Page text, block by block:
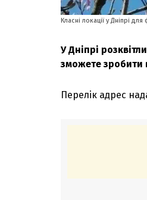
Класні локації у Дніпрі
У Дніпрі
зможете зробити
Перелік адрес